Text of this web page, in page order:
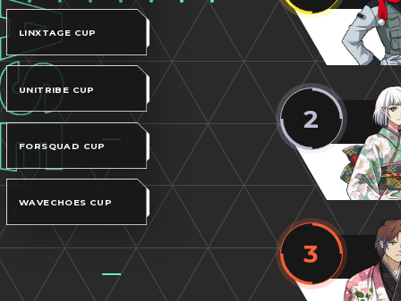
2
3
LINXTAGE CUP
UNITRIBE CUP
FORSQUAD CUP
WAVECHOES CUP